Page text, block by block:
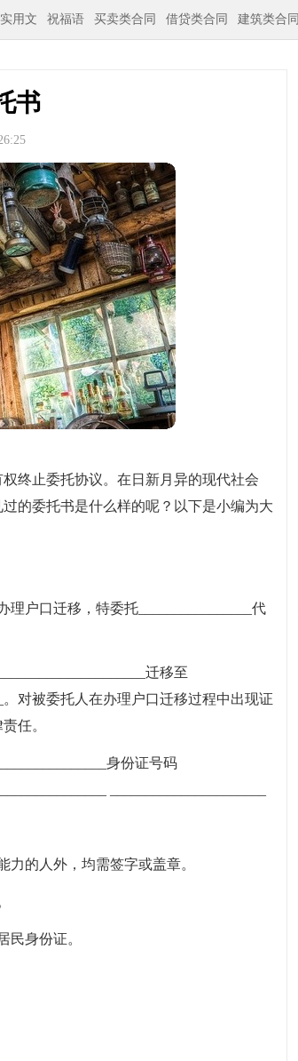
实用文 祝福语 买卖类合同 借贷类合同 建筑类合同
书
终止委托协议。在日新月异的现代社会
的委托书是什么样的呢？以下是小编为大
理户口迁移，特委托________________代
迁移至
。对被委托人在办理户口迁移过程中出现证
任。
身份证号码
______________________
的人外，均需签字或盖章。
民身份证。